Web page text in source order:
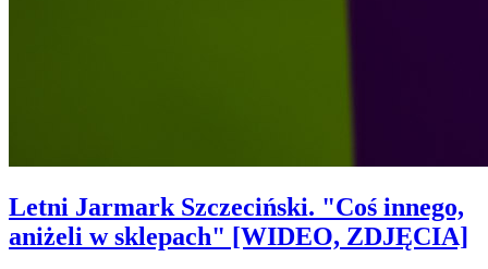
Letni Jarmark Szczeciński. "Coś innego,
aniżeli w sklepach" [WIDEO, ZDJĘCIA]